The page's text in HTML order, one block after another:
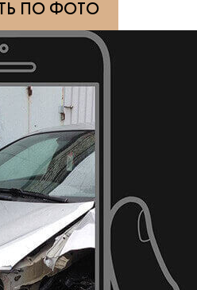
ПО ФОТО